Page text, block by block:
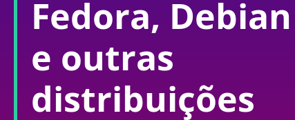
Fedora, Debian
e outras
distribuições